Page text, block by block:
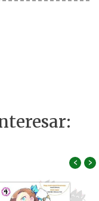
‹ ›